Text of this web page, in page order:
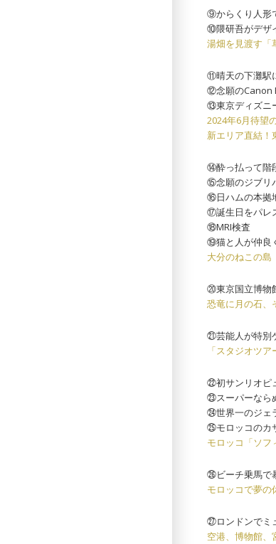
⑨からくり人形
⑩隈研吾がデザ
湯畑を見渡す「
⑪晴天の下灘駅
⑫念願のCanon
⑬東京ディズニ
2024年6月待望
新エリア直結！
⑭酔っ払って階
⑮念願のジブリ
⑯日ハムの本拠
⑰誕生日をパレ
⑱MRI検査
⑲猫と人が仲良
大分のねこの島
⑳東京国立博物
恐竜に月の石、
㉑芸能人が特別
「スタジオツ
㉒初サンリオピ
㉓スーパーなら
㉔世界一のジェ
㉕モロッコのカ
モロッコ「ソフ
㉖ビーチ乗馬で
モロッコで夢の
㉗ロンドンでミ
空港、博物館、